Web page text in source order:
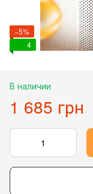
−5%
4
В наличии
1 685 грн